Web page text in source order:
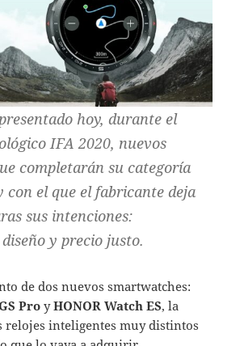
hoy, durante el
IFA 2020, nuevos
completarán su categoría
con el que el fabricante deja
sus intenciones:
y precio justo.
de dos nuevos smartwatches:
Pro yHONOR Watch ES, la
relojes inteligentes muy distintos